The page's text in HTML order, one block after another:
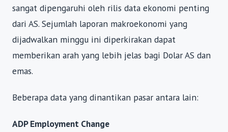
sangat dipengaruhi oleh rilis data ekonomi penting
dari AS. Sejumlah laporan makroekonomi yang
dijadwalkan minggu ini diperkirakan dapat
memberikan arah yang lebih jelas bagi Dolar AS dan
emas.
Beberapa data yang dinantikan pasar antara lain:
ADP Employment Change